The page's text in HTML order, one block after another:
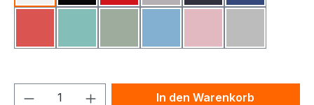
Produkt Anzahl: Gib denIn den Warenkorb